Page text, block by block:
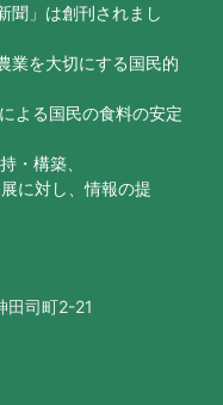
聞」は創刊されまし
業を大切にする国民的
よる国民の食料の安定
・構築、
に対し、情報の提
田司町2-21